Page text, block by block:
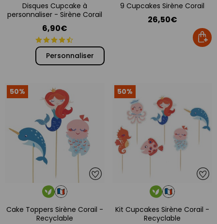
Disques Cupcake à
personnaliser - Sirène Corail
6,90€
Personnaliser
9 Cupcakes Sirène Corail
26,50€
50%
Cake Toppers Sirène Corail -
Recyclable
50%
Kit Cupcakes Sirène Corail -
Recyclable